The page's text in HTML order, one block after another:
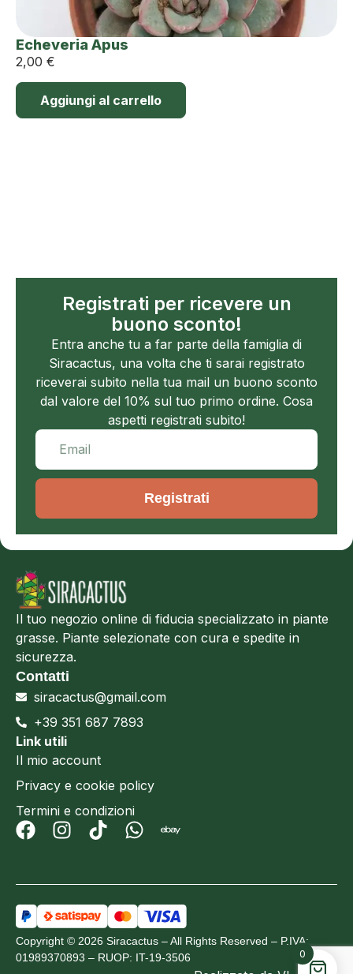
Echeveria Apus
2,00 €
Aggiungi al carrello
Registrati per ricevere un
buono sconto!
Entra anche tu a far parte della famiglia di
Siracactus, una volta che ti sarai registrato
riceverai subito nella tua mail un buono sconto
dal valore del 10% sul tuo primo ordine. Cosa
aspetti registrati subito!
Registrati
Il tuo negozio online di fiducia specializzato in piante
grasse. Piante selezionate con cura e spedite in
sicurezza.
Contatti
siracactus@gmail.com
+39 351 687 7893
Link utili
Il mio account
Privacy e cookie policy
Termini e condizioni
Copyright © 2026 Siracactus – All Rights Reserved – P.IVA:
01989370893 – RUOP: IT-19-3506
0